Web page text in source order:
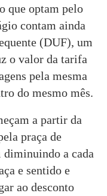
que optam pelo
contam ainda
(DUF), um
o valor da tarifa
pela mesma
do mesmo mês.
a partir da
praça de
a cada
e sentido e
ao desconto